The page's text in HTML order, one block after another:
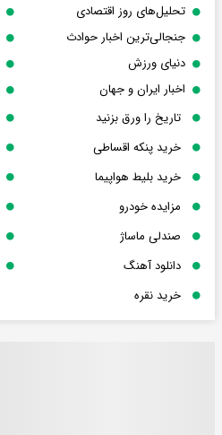
تحلیل‌های روز اقتصادی
جنجالی‌ترین اخبار حوادث
دنیای ورزش
اخبار ایران و جهان
تاریخ را ورق بزنید
خرید پنکه اقساطی
خرید بلیط هواپیما
مزایده خودرو
صندلی ماساژ
دانلود آهنگ
خرید نقره